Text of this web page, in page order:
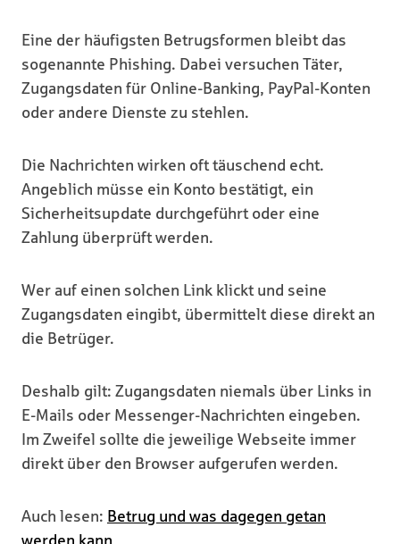
Eine der häufigsten Betrugsformen bleibt das
sogenannte Phishing. Dabei versuchen Täter,
Zugangsdaten für Online-Banking, PayPal-Konten
oder andere Dienste zu stehlen.
Die Nachrichten wirken oft täuschend echt.
Angeblich müsse ein Konto bestätigt, ein
Sicherheitsupdate durchgeführt oder eine
Zahlung überprüft werden.
Wer auf einen solchen Link klickt und seine
Zugangsdaten eingibt, übermittelt diese direkt an
die Betrüger.
Deshalb gilt: Zugangsdaten niemals über Links in
E-Mails oder Messenger-Nachrichten eingeben.
Im Zweifel sollte die jeweilige Webseite immer
direkt über den Browser aufgerufen werden.
Auch lesen: Betrug und was dagegen getan
werden kann